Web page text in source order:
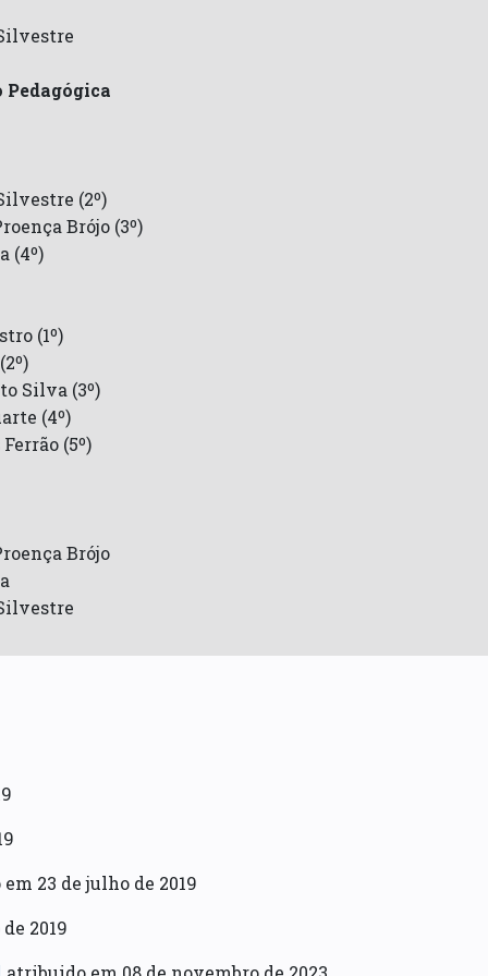
Pedagógica
(2º)
Brójo (3º)
(4º)
(1º)
Silva (3º)
(4º)
(5º)
Brójo
23 de julho de 2019
2019